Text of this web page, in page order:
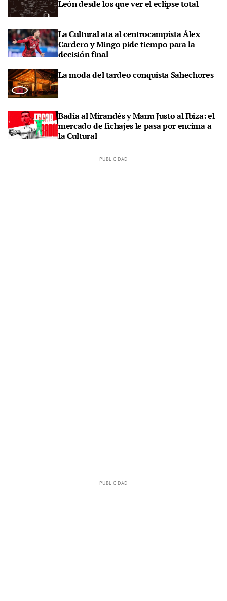
León desde los que ver el eclipse total
La Cultural ata al centrocampista Álex
Cardero y Mingo pide tiempo para la
decisión final
La moda del tardeo conquista Sahechores
Badía al Mirandés y Manu Justo al Ibiza: el
mercado de fichajes le pasa por encima a
la Cultural